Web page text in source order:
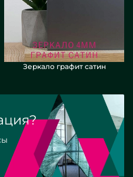
Зеркало графит сатин